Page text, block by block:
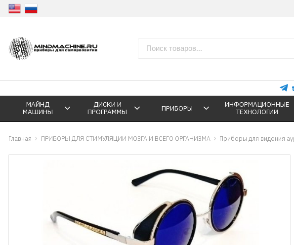
МАЙНД
МАШИНЫ
ДИСКИ И
ПРОГРАММЫ
ПРИБОРЫ
ИНФОРМАЦИОННЫЕ
ТЕХНОЛОГИИ
Главная ПРИБОРЫ ДЛЯ СТИМУЛЯЦИИ МОЗГА И ВСЕГО ОРГАНИЗМА Приборы для видения